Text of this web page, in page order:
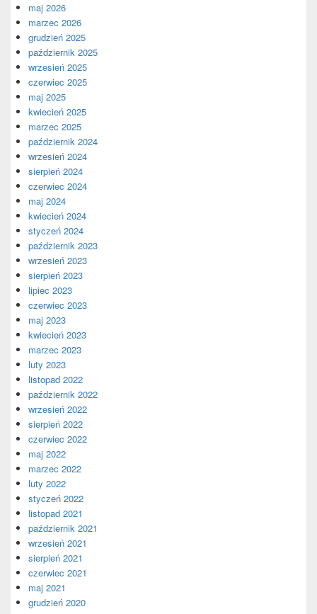
maj 2026
marzec 2026
grudzień 2025
październik 2025
wrzesień 2025
czerwiec 2025
maj 2025
kwiecień 2025
marzec 2025
październik 2024
wrzesień 2024
sierpień 2024
czerwiec 2024
maj 2024
kwiecień 2024
styczeń 2024
październik 2023
wrzesień 2023
sierpień 2023
lipiec 2023
czerwiec 2023
maj 2023
kwiecień 2023
marzec 2023
luty 2023
listopad 2022
październik 2022
wrzesień 2022
sierpień 2022
czerwiec 2022
maj 2022
marzec 2022
luty 2022
styczeń 2022
listopad 2021
październik 2021
wrzesień 2021
sierpień 2021
czerwiec 2021
maj 2021
grudzień 2020